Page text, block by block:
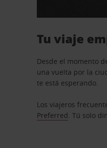
Tu viaje
Desde el momento
una vuelta por la
te está esperando.
Los viajeros
Preferred. Tú solo